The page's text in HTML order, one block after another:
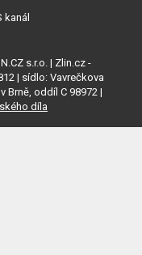
kanál
s.r.o. | Zlin.cz -
| sídlo: Vavrečkova
Brně, oddíl C 98972 |
díla